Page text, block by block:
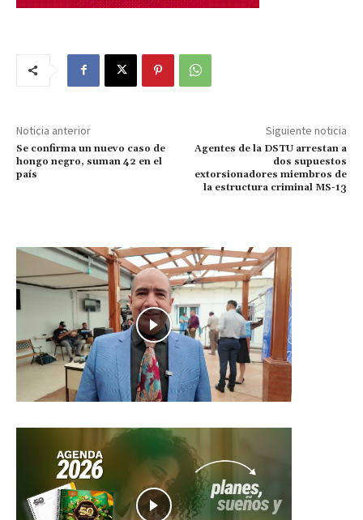
Noticia anterior
Se confirma un nuevo caso de
hongo negro, suman 42 en el
país
Siguiente noticia
Agentes de la DSTU arrestan a
dos supuestos
extorsionadores miembros de
la estructura criminal MS-13